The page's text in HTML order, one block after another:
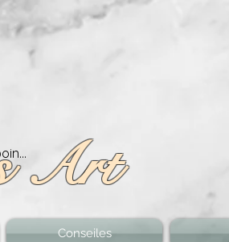
Art
Conseiles
Voir les points